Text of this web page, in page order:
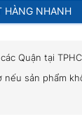
HÀNG NHANH
Quận tại
sản phẩm